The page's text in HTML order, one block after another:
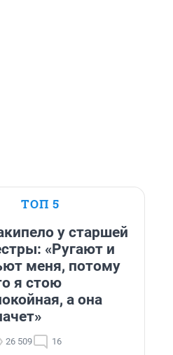
ТОП 5
у старшей
«Ругают и
меня, потому
я стою
а она
26 509 16